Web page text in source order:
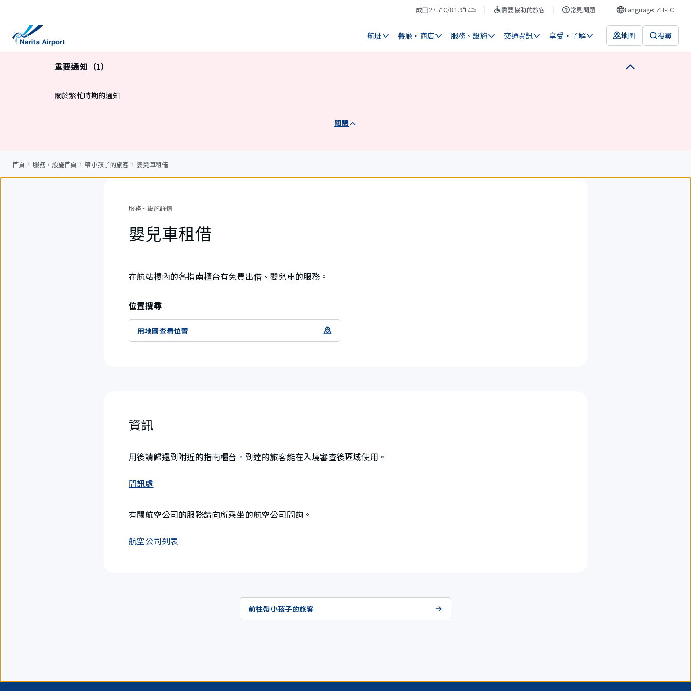
成田
氣
27.7℃/81.9°F
天
需要協助的旅客 常見問題 Language: ZH-TC
航班 餐廳・商店 服務、設施 交通資訊 享受・了解 地圖 搜尋
重要通知（1）
關於繁忙時期的通知
關閉
首頁 服務・設施首頁 帶小孩子的旅客 嬰兒車租借
服務・設施詳情
嬰兒車租借
在航站樓內的各指南櫃台有免費出借、嬰兒車的服務。
位置搜尋
用地圖查看位置
資訊
用後請歸還到附近的指南櫃台。到達的旅客能在入境審查後區域使用。
問訊處
有關航空公司的服務請向所乘坐的航空公司問詢。
航空公司列表
前往帶小孩子的旅客